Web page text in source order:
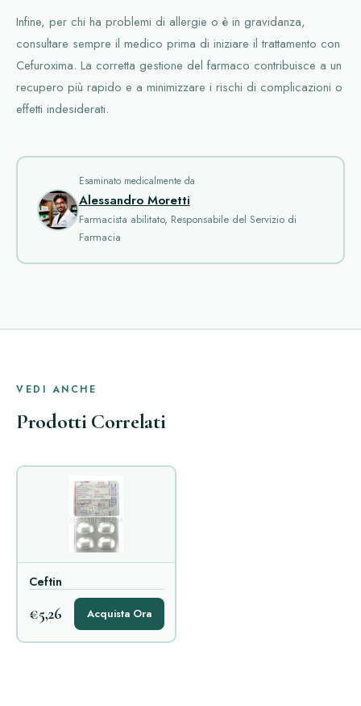
Infine, per chi ha problemi di allergie o è in gravidanza,
consultare sempre il medico prima di iniziare il trattamento con
Cefuroxima. La corretta gestione del farmaco contribuisce a un
recupero più rapido e a minimizzare i rischi di complicazioni o
effetti indesiderati.
Esaminato medicalmente da
Alessandro Moretti
Farmacista abilitato, Responsabile del Servizio di
Farmacia
VEDI ANCHE
Prodotti Correlati
Ceftin
€5,26 Acquista Ora